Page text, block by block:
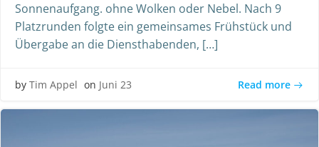
Sonnenaufgang. ohne Wolken oder Nebel. Nach 9
Platzrunden folgte ein gemeinsames Frühstück und
Übergabe an die Diensthabenden, […]
by Tim Appel on Juni 23 Read more